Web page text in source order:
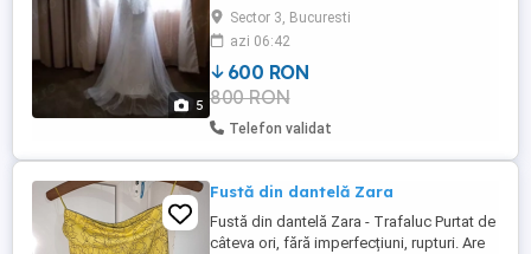
5
in fata și cu trena scurta in spate. Potrivită
pentru o înălțime de 1.75 m și 55-60 kg.
Are bretele cu flori, bust încorsetat cu
dantela și tull in partea de jos. Culoare
light ivoire. Este purtata o singura data și
curățata profesional. ...
Sector 3, Bucuresti
azi 06:42
600 RON
800 RON
Telefon validat
Fustă din dantelă Zara
Fustă din dantelă Zara - Trafaluc Purtat de
câteva ori, fără imperfecțiuni, rupturi. Are